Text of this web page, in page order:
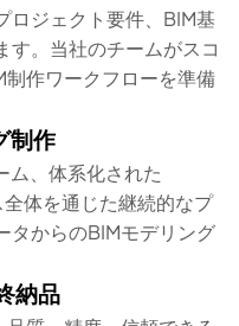
ロジェクト要件、BIM基
す。当社のチームがスコ
作ワークフローを準備
制作
ム、体系化された
体を通じた継続的なプ
タからのBIMモデリング
納品